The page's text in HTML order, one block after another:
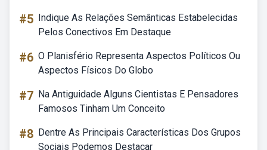
#5 Indique As Relações Semânticas Estabelecidas
Pelos Conectivos Em Destaque
#6 O Planisfério Representa Aspectos Políticos Ou
Aspectos Físicos Do Globo
#7 Na Antiguidade Alguns Cientistas E Pensadores
Famosos Tinham Um Conceito
#8 Dentre As Principais Características Dos Grupos
Sociais Podemos Destacar